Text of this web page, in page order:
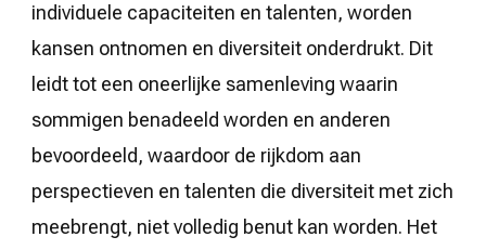
individuele capaciteiten en talenten, worden
kansen ontnomen en diversiteit onderdrukt. Dit
leidt tot een oneerlijke samenleving waarin
sommigen benadeeld worden en anderen
bevoordeeld, waardoor de rijkdom aan
perspectieven en talenten die diversiteit met zich
meebrengt, niet volledig benut kan worden. Het